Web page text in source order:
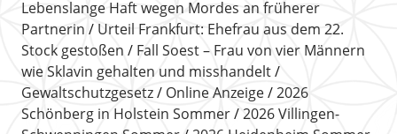
Lebenslange Haft wegen Mordes an früherer
Partnerin
Urteil Frankfurt: Ehefrau aus dem 22.
Stock gestoßen
Fall Soest – Frau von vier Männern
wie Sklavin gehalten und misshandelt
Gewaltschutzgesetz
Online Anzeige
2026
Schönberg in Holstein Sommer
2026 Villingen-